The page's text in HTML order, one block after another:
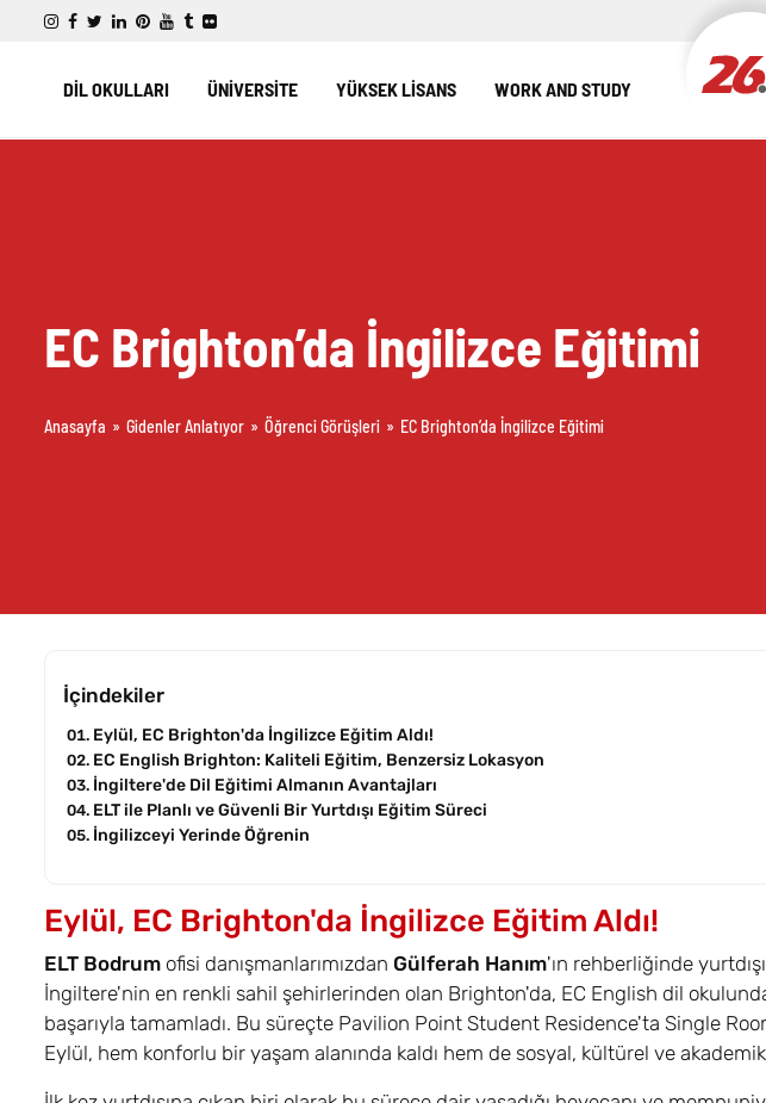
DİL OKULLARI ÜNİVERSİTE YÜKSEK LİSANS WORK AND STUDY
EC Brighton’da İngilizce Eğitimi
Anasayfa » Gidenler Anlatıyor » Öğrenci Görüşleri » EC Brighton’da İngilizce Eğitimi
İçindekiler
Eylül, EC Brighton'da İngilizce Eğitim Aldı!
EC English Brighton: Kaliteli Eğitim, Benzersiz Lokasyon
İngiltere'de Dil Eğitimi Almanın Avantajları
ELT ile Planlı ve Güvenli Bir Yurtdışı Eğitim Süreci
İngilizceyi Yerinde Öğrenin
Eylül, EC Brighton'da İngilizce Eğitim Aldı!
ELT Bodrum ofisi danışmanlarımızdan Gülferah Hanım'ın rehberliğinde
İngiltere'nin en renkli sahil şehirlerinden olan Brighton'da, EC English dil
başarıyla tamamladı. Bu süreçte Pavilion Point Student Residence'ta Single
Eylül, hem konforlu bir yaşam alanında kaldı hem de sosyal, kültürel ve